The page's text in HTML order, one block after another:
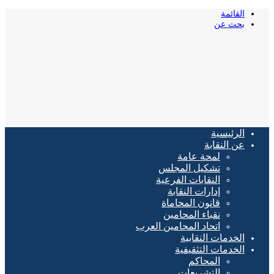
القائمة
بحث عن
الرئيسية
عن النقابة
لمحة عامة
تشكيل المجلس
النقابات الفرعية
إدارات النقابة
قانون المحاماة
نقباء المحامين
اتحاد المحامين العرب
الخدمات النقابية
الخدمات التثقيفية
المحاكم